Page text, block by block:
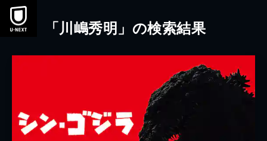
本文へスキップ
「川嶋秀明」の検索結果